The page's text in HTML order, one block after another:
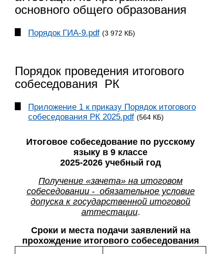
основного общего образования
Порядок ГИА-9.pdf (3 972 КБ)
Порядок проведения итогового
собеседования РК
Приложение 1 к приказу Порядок итогового
собеседования РК 2025.pdf (564 КБ)
Итоговое собеседование по русскому
языку в 9 классе
2025-2026 учебный год
Получение «зачета» на итоговом
собеседовании - обязательное условие
допуска к государственной итоговой
аттестации.
Сроки и места подачи заявлений на
прохождение итогового собеседования